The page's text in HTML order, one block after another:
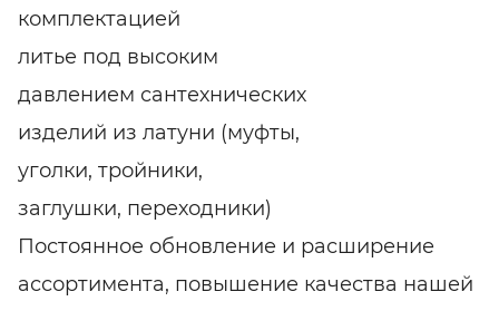
комплектацией
литье под высоким
давлением сантехнических
изделий из латуни (муфты,
уголки, тройники,
заглушки, переходники)
Постоянное обновление и расширение
ассортимента, повышение качества нашей